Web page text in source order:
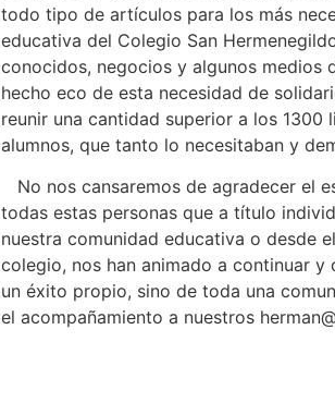
todo tipo de artículos para los más
educativa del Colegio San
conocidos, negocios y algunos medios
hecho eco de esta necesidad de
reunir una cantidad superior a los 1300
alumnos, que tanto lo necesitaban y
No nos cansaremos de agradecer el
todas estas personas que a título
nuestra comunidad educativa o desde
colegio, nos han animado a continuar y
un éxito propio, sino de toda una
el acompañamiento a nuestros